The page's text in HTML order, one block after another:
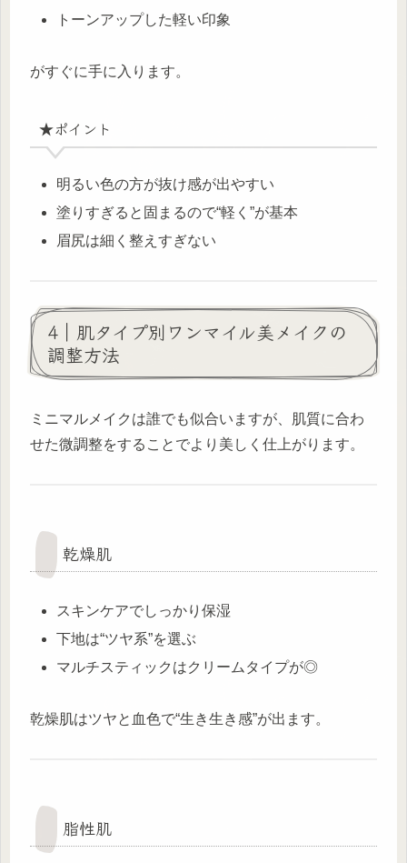
トーンアップした軽い印象
がすぐに手に入ります。
★ポイント
明るい色の方が抜け感が出やすい
塗りすぎると固まるので“軽く”が基本
眉尻は細く整えすぎない
4｜肌タイプ別ワンマイル美メイクの
調整方法
ミニマルメイクは誰でも似合いますが、肌質に合わ
せた微調整をすることでより美しく仕上がります。
乾燥肌
スキンケアでしっかり保湿
下地は“ツヤ系”を選ぶ
マルチスティックはクリームタイプが◎
乾燥肌はツヤと血色で“生き生き感”が出ます。
脂性肌